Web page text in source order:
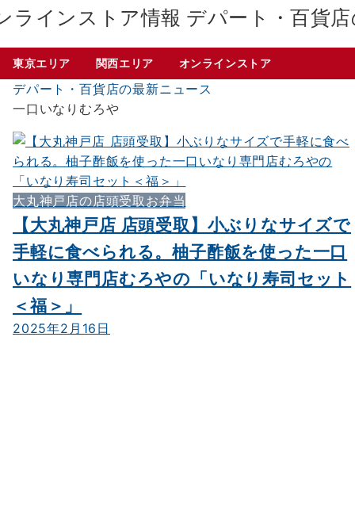
デパート・百貨
東京エリア 関西エリア オンラインストア
デパート・百貨店の最新ニュース
一口いなりむろや
大丸神戸店の店頭受取お弁当
【大丸神戸店 店頭受取】小ぶりなサイズで
手軽に食べられる。柚子酢飯を使った一口
いなり専門店むろやの「いなり寿司セット
＜福＞」
2025年2月16日